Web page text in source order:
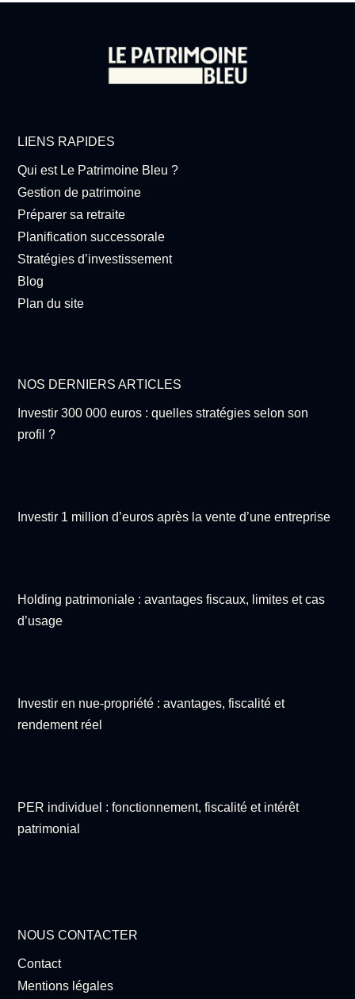
LIENS RAPIDES
Qui est Le Patrimoine Bleu ?
Gestion de patrimoine
Préparer sa retraite
Planification successorale
Stratégies d’investissement
Blog
Plan du site
NOS DERNIERS ARTICLES
Investir 300 000 euros : quelles stratégies selon son
profil ?
Investir 1 million d’euros après la vente d’une entreprise
Holding patrimoniale : avantages fiscaux, limites et cas
d’usage
Investir en nue-propriété : avantages, fiscalité et
rendement réel
PER individuel : fonctionnement, fiscalité et intérêt
patrimonial
NOUS CONTACTER
Contact
Mentions légales